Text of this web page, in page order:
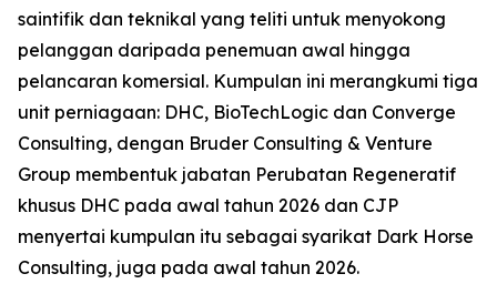
saintifik dan teknikal yang teliti untuk menyokong
pelanggan daripada penemuan awal hingga
pelancaran komersial. Kumpulan ini merangkumi tiga
unit perniagaan: DHC, BioTechLogic dan Converge
Consulting, dengan Bruder Consulting & Venture
Group membentuk jabatan Perubatan Regeneratif
khusus DHC pada awal tahun 2026 dan CJP
menyertai kumpulan itu sebagai syarikat Dark Horse
Consulting, juga pada awal tahun 2026.